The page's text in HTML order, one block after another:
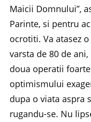
Maicii Domnului”,
Parinte, si pentru
ocrotiti. Va atasez
varsta de 80 de
doua operatii
optimismului
dupa o viata aspra
rugandu-se. Nu